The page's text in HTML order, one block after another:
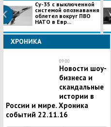
Су-35 с выключенной
системой опознавания
облетел вокруг ПВО
НАТО в Евр...
ХРОНИКА
09:00
Новости шоу-
бизнеса и
скандальные
истории в
России и мире. Хроника
событий 22.11.16